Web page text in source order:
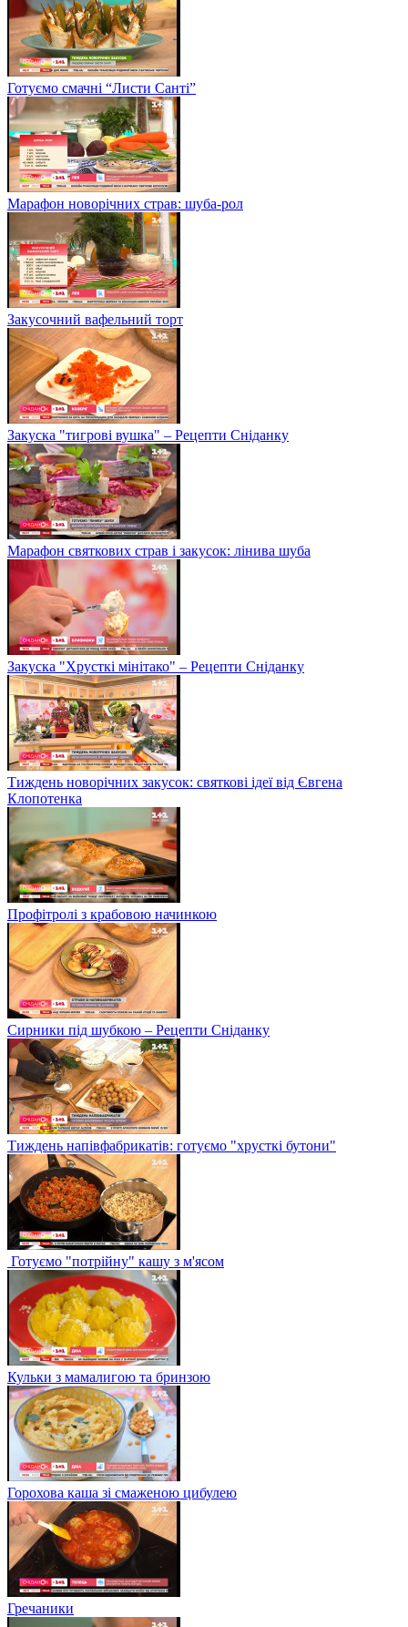
Готуємо смачні “Листи Санті”
Марафон новорічних страв: шуба-рол
Закусочний вафельний торт
Закуска "тигрові вушка" – Рецепти Сніданку
Марафон святкових страв і закусок: лінива шуба
Закуска "Хрусткі мінітако" – Рецепти Сніданку
Тиждень новорічних закусок: святкові ідеї від Євгена
Клопотенка
Профітролі з крабовою начинкою
Сирники під шубкою – Рецепти Сніданку
Тиждень напівфабрикатів: готуємо "хрусткі бутони"
Готуємо "потрійну" кашу з м'ясом
Кульки з мамалигою та бринзою
Горохова каша зі смаженою цибулею
Гречаники